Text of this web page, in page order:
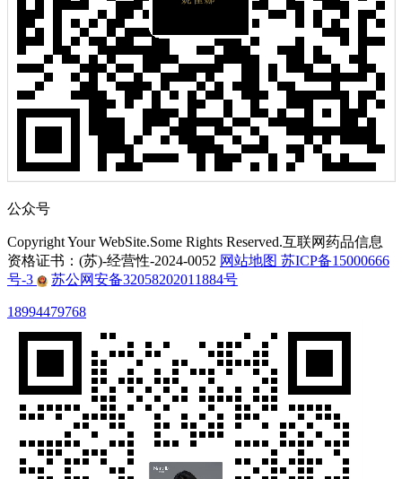
公众号
Copyright Your WebSite.Some Rights Reserved.互联网药品信息
资格证书：(苏)-经营性-2024-0052 网站地图 苏ICP备15000666
号-3
苏公网安备32058202011884号
18994479768